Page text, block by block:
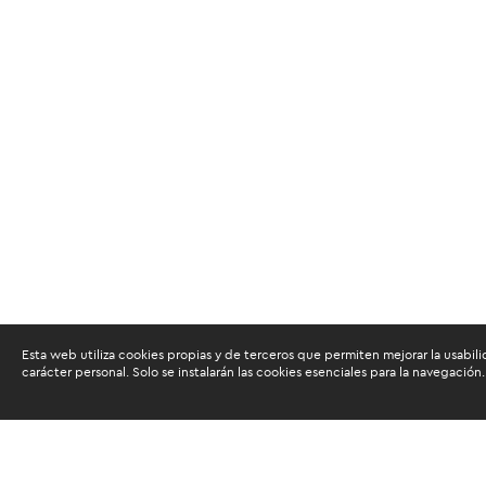
Esta web utiliza cookies propias y de terceros que permiten mejorar la
carácter personal. Solo se instalarán las cookies esenciales para la navegación.